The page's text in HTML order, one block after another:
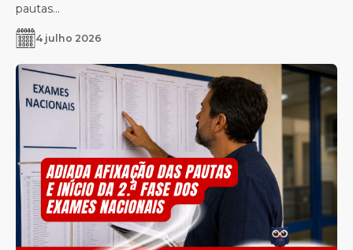
pautas...
4 julho 2026